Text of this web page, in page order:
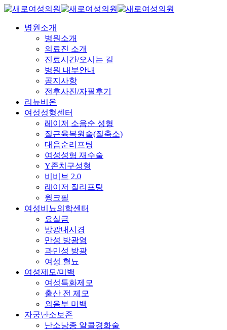
Skip
main
Menu
병원소개
병원소개
의료진 소개
진료시간/오시는 길
병원 내부안내
공지사항
전후사진/자필후기
리뉴비온
여성성형센터
레이저 소음순 성형
질근육복원술(질축소)
대음순리프팅
여성성형 재수술
Y존치구성형
비비브 2.0
레이저 질리프팅
윙크필
여성비뇨의학센터
요실금
방광내시경
만성 방광염
과민성 방광
여성 혈뇨
여성제모/미백
여성특화제모
출산 전 제모
외음부 미백
자궁난소보존
난소낭종 알콜경화술